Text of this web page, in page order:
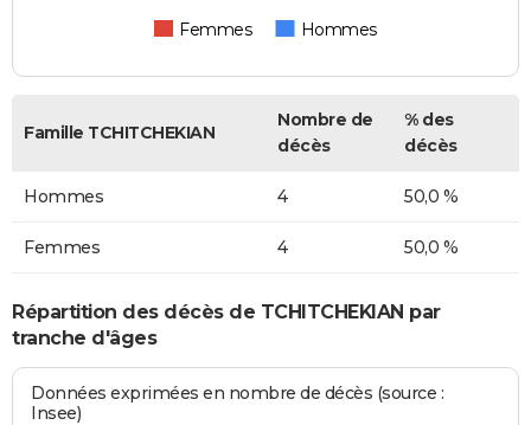
Femmes Hommes
Famille TCHITCHEKIAN
Nombre de
décès
% des
décès
Hommes 4 50,0 %
Femmes 4 50,0 %
Répartition des décès de TCHITCHEKIAN par
tranche d'âges
Données exprimées en nombre de décès (source :
Insee)